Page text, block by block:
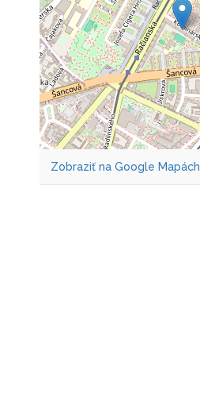
Zobraziť na Google Mapách